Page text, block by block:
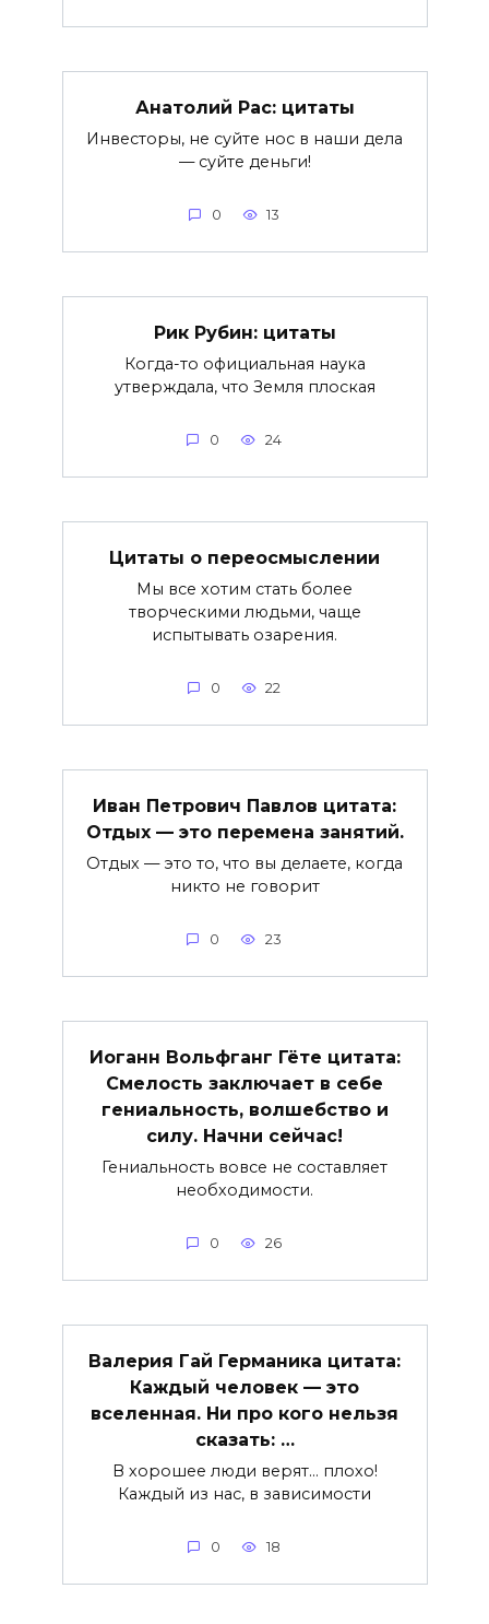
Анатолий Рас: цитаты
Инвесторы, не суйте нос в наши дела
— суйте деньги!
0 13
Рик Рубин: цитаты
Когда-то официальная наука
утверждала, что Земля плоская
0 24
Цитаты о переосмыслении
Мы все хотим стать более
творческими людьми, чаще
испытывать озарения.
0 22
Иван Петрович Павлов цитата:
Отдых — это перемена занятий.
Отдых — это то, что вы делаете, когда
никто не говорит
0 23
Иоганн Вольфганг Гёте цитата:
Смелость заключает в себе
гениальность, волшебство и
силу. Начни сейчас!
Гениальность вовсе не составляет
необходимости.
0 26
Валерия Гай Германика цитата:
Каждый человек — это
вселенная. Ни про кого нельзя
сказать: …
В хорошее люди верят… плохо!
Каждый из нас, в зависимости
0 18